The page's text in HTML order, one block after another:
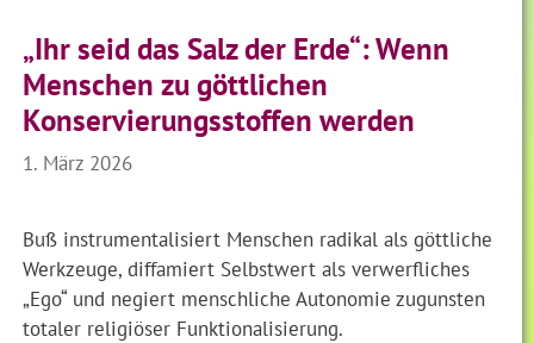
„Ihr seid das Salz der Erde“: Wenn
Menschen zu göttlichen
Konservierungsstoffen werden
1. März 2026
Buß instrumentalisiert Menschen radikal als göttliche
Werkzeuge, diffamiert Selbstwert als verwerfliches
„Ego“ und negiert menschliche Autonomie zugunsten
totaler religiöser Funktionalisierung.